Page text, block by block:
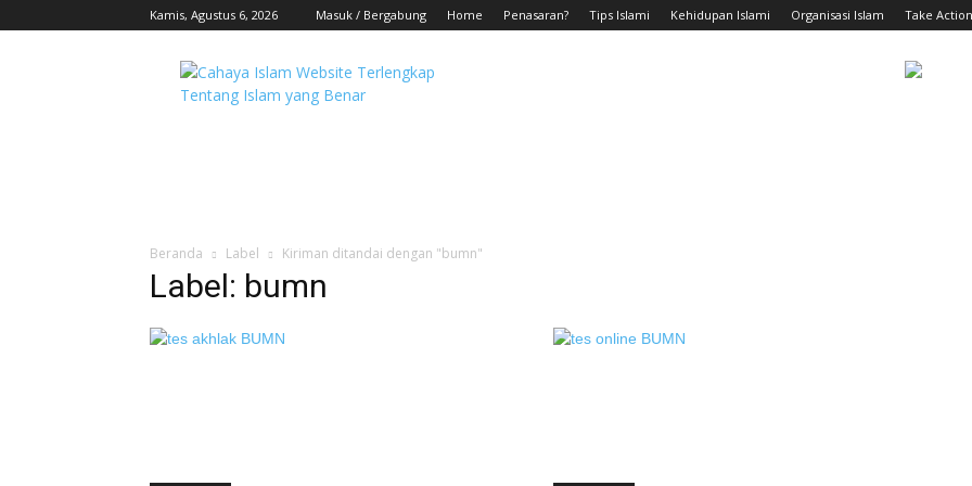
Kamis, Agustus 6, 2026 Masuk / Bergabung Home Penasaran? Tips Islami Kehidupan Islami Organisasi Islam Take
Beranda Label Kiriman ditandai dengan "bumn"
Label: bumn